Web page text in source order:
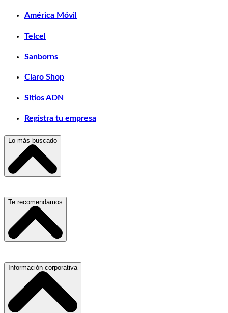
América Móvil
Telcel
Sanborns
Claro Shop
Sitios ADN
Registra tu empresa
Lo más buscado
Escuelas, Institutos y Universidades
Hospitales, Sanatorios y Clínicas
Refacciones y Accesorios para Automóviles
Materiales para Construcción
Laboratorios de Diagnóstico Clínico
Ferreterías
Te recomendamos
Servicio de Grúas
Médicos Oculistas y Oftalmólogos
Ferreterías
Información corporativa